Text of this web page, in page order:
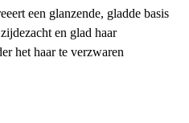
een glanzende, gladde basis
en glad haar
het haar te verzwaren